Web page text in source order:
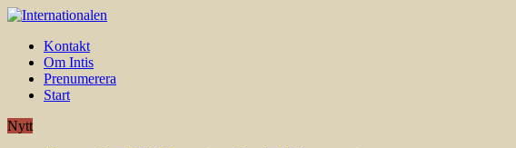
Kontakt
Om Intis
Prenumerera
Start
Nytt